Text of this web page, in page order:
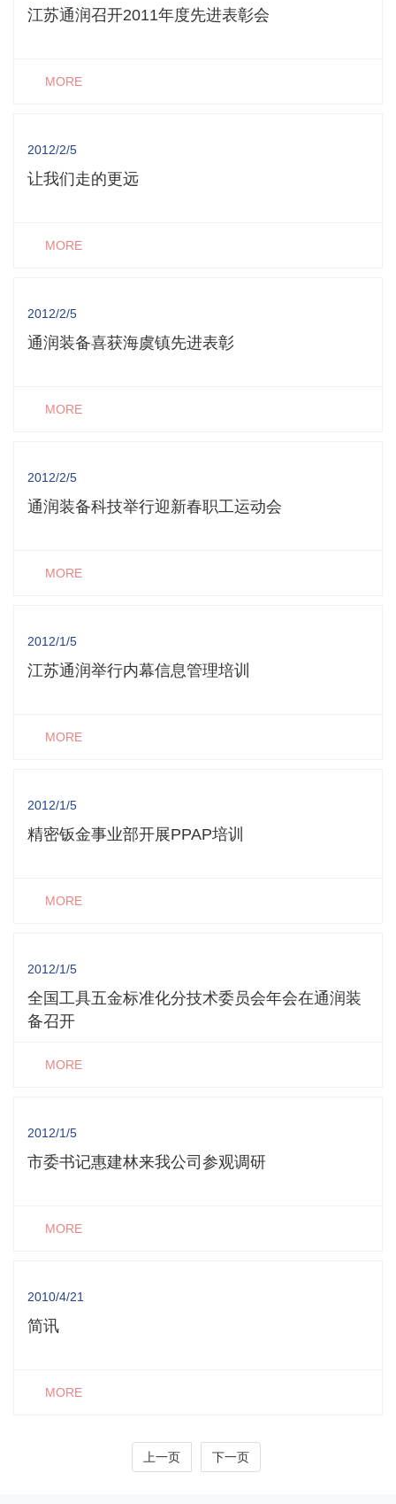
江苏通润召开2011年度先进表彰会
MORE
2012/2/5
让我们走的更远
MORE
2012/2/5
通润装备喜获海虞镇先进表彰
MORE
2012/2/5
通润装备科技举行迎新春职工运动会
MORE
2012/1/5
江苏通润举行内幕信息管理培训
MORE
2012/1/5
精密钣金事业部开展PPAP培训
MORE
2012/1/5
全国工具五金标准化分技术委员会年会在通润装
备召开
MORE
2012/1/5
市委书记惠建林来我公司参观调研
MORE
2010/4/21
简讯
MORE
上一页 下一页